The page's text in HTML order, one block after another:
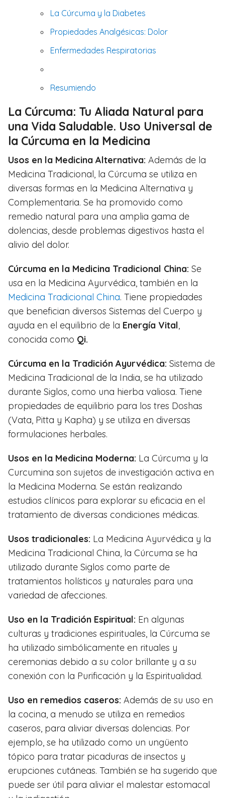
La Cúrcuma y la Diabetes
Propiedades Analgésicas: Dolor
Enfermedades Respiratorias
Resumiendo
La Cúrcuma: Tu Aliada Natural para
una Vida Saludable. Uso Universal de
la Cúrcuma en la Medicina
Usos en la Medicina Alternativa: Además de la
Medicina Tradicional, la Cúrcuma se utiliza en
diversas formas en la Medicina Alternativa y
Complementaria. Se ha promovido como
remedio natural para una amplia gama de
dolencias, desde problemas digestivos hasta el
alivio del dolor.
Cúrcuma en la Medicina Tradicional China: Se
usa en la Medicina Ayurvédica, también en la
Medicina Tradicional China. Tiene propiedades
que benefician diversos Sistemas del Cuerpo y
ayuda en el equilibrio de la Energía Vital,
conocida como Qi.
Cúrcuma en la Tradición Ayurvédica: Sistema de
Medicina Tradicional de la India, se ha utilizado
durante Siglos, como una hierba valiosa. Tiene
propiedades de equilibrio para los tres Doshas
(Vata, Pitta y Kapha) y se utiliza en diversas
formulaciones herbales.
Usos en la Medicina Moderna: La Cúrcuma y la
Curcumina son sujetos de investigación activa en
la Medicina Moderna. Se están realizando
estudios clínicos para explorar su eficacia en el
tratamiento de diversas condiciones médicas.
Usos tradicionales: La Medicina Ayurvédica y la
Medicina Tradicional China, la Cúrcuma se ha
utilizado durante Siglos como parte de
tratamientos holísticos y naturales para una
variedad de afecciones.
Uso en la Tradición Espiritual: En algunas
culturas y tradiciones espirituales, la Cúrcuma se
ha utilizado simbólicamente en rituales y
ceremonias debido a su color brillante y a su
conexión con la Purificación y la Espiritualidad.
Uso en remedios caseros: Además de su uso en
la cocina, a menudo se utiliza en remedios
caseros, para aliviar diversas dolencias. Por
ejemplo, se ha utilizado como un ungüento
tópico para tratar picaduras de insectos y
erupciones cutáneas. También se ha sugerido que
puede ser útil para aliviar el malestar estomacal